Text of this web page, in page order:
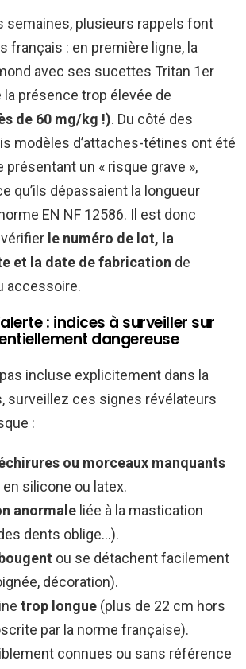
semaines, plusieurs rappels font
français : en première ligne, la
avec ses sucettes Tritan 1er
la présence trop élevée de
de 60 mg/kg !). Du côté des
modèles d’attaches-tétines ont été
un « risque grave »,
qu’ils dépassaient la longueur
EN NF 12586. Il est donc
le numéro de lot, la
et la date de fabrication de
accessoire.
: indices à surveiller sur
dangereuse
pas incluse explicitement dans la
surveillez ces signes révélateurs
:
ou morceaux manquants
silicone ou latex.
anormale liée à la mastication
dents oblige…).
ou se détachent facilement
décoration).
trop longue (plus de 22 cm hors
par la norme française).
connues ou sans référence